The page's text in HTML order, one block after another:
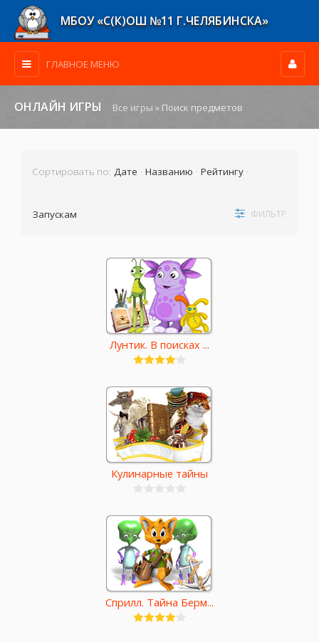
МБОУ «С(К)ОШ №11 Г.ЧЕЛЯБИНСКА»
ГЛАВНОЕ МЕНЮ
ОНЛАЙН ИГРЫ Все игры » Поиск предметов
Сортировать по: Дате · Названию · Рейтингу ·
Запускам ФИЛЬТР
Лунтик. В поисках ...
Кулинарные тайны
Сприлл. Тайна Берм...